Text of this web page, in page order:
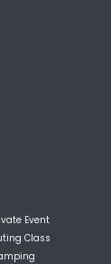
Event
Class